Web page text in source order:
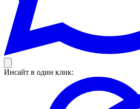
Инсайт в один клик: